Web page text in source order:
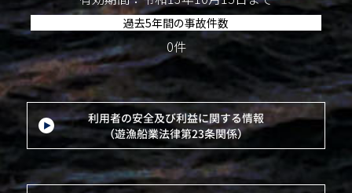
過去5年間の事故件数
0件